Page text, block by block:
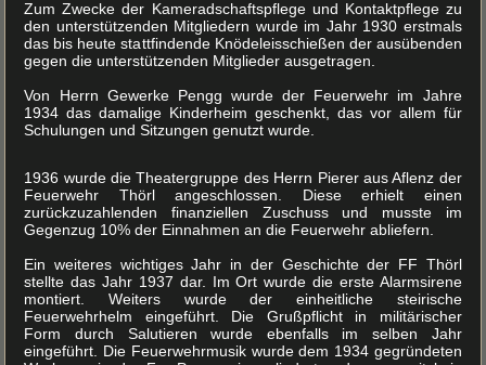
Zum Zwecke der Kameradschaftspflege und Kontaktpflege zu
den unterstützenden Mitgliedern wurde im Jahr 1930 erstmals
das bis heute stattfindende Knödeleisschießen der ausübenden
gegen die unterstützenden Mitglieder ausgetragen.
Von Herrn Gewerke Pengg wurde der Feuerwehr im Jahre
1934 das damalige Kinderheim geschenkt, das vor allem für
Schulungen und Sitzungen genutzt wurde.
1936 wurde die Theatergruppe des Herrn Pierer aus Aflenz der
Feuerwehr Thörl angeschlossen. Diese erhielt einen
zurückzuzahlenden finanziellen Zuschuss und musste im
Gegenzug 10% der Einnahmen an die Feuerwehr abliefern.
Ein weiteres wichtiges Jahr in der Geschichte der FF Thörl
stellte das Jahr 1937 dar. Im Ort wurde die erste Alarmsirene
montiert. Weiters wurde der einheitliche steirische
Feuerwehrhelm eingeführt. Die Grußpflicht in militärischer
Form durch Salutieren wurde ebenfalls im selben Jahr
eingeführt. Die Feuerwehrmusik wurde dem 1934 gegründeten